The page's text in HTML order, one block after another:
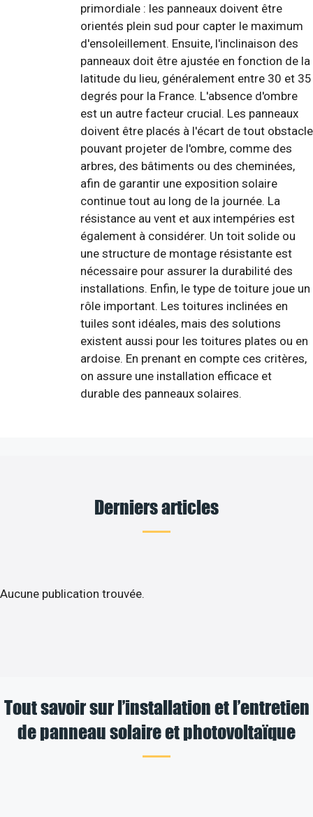
primordiale : les panneaux doivent être
orientés plein sud pour capter le maximum
d'ensoleillement. Ensuite, l'inclinaison des
panneaux doit être ajustée en fonction de la
latitude du lieu, généralement entre 30 et 35
degrés pour la France. L'absence d'ombre
est un autre facteur crucial. Les panneaux
doivent être placés à l'écart de tout obstacle
pouvant projeter de l'ombre, comme des
arbres, des bâtiments ou des cheminées,
afin de garantir une exposition solaire
continue tout au long de la journée. La
résistance au vent et aux intempéries est
également à considérer. Un toit solide ou
une structure de montage résistante est
nécessaire pour assurer la durabilité des
installations. Enfin, le type de toiture joue un
rôle important. Les toitures inclinées en
tuiles sont idéales, mais des solutions
existent aussi pour les toitures plates ou en
ardoise. En prenant en compte ces critères,
on assure une installation efficace et
durable des panneaux solaires.
Derniers articles
Aucune publication trouvée.
Tout savoir sur l’installation et l’entretien
de panneau solaire et photovoltaïque